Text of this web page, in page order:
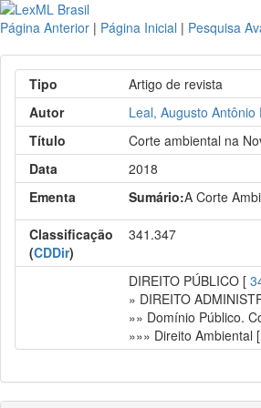
Página Anterior | Página Inicial | Pesquisa
Tipo
Artigo de revista
Autor
Leal, Augusto Antônio
Título
Corte ambiental na
Data
2018
Ementa
Sumário:A Corte
Classificação
(CDDir)
341.347
DIREITO PÚBLICO [
» DIREITO
»» Domínio Público.
»»» Direito Ambiental